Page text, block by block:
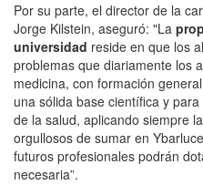
Por su parte, el director de la
Jorge Kilstein, aseguró: "La
universidad reside en que los
problemas que diariamente los
medicina, con formación
una sólida base científica y
de la salud, aplicando siempre
orgullosos de sumar en
futuros profesionales podrán
necesaria”.